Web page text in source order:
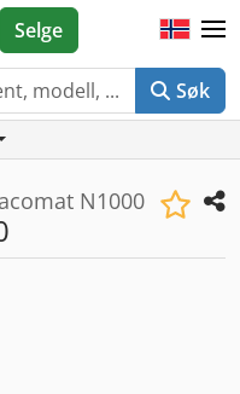
Søk
Selge
N1000